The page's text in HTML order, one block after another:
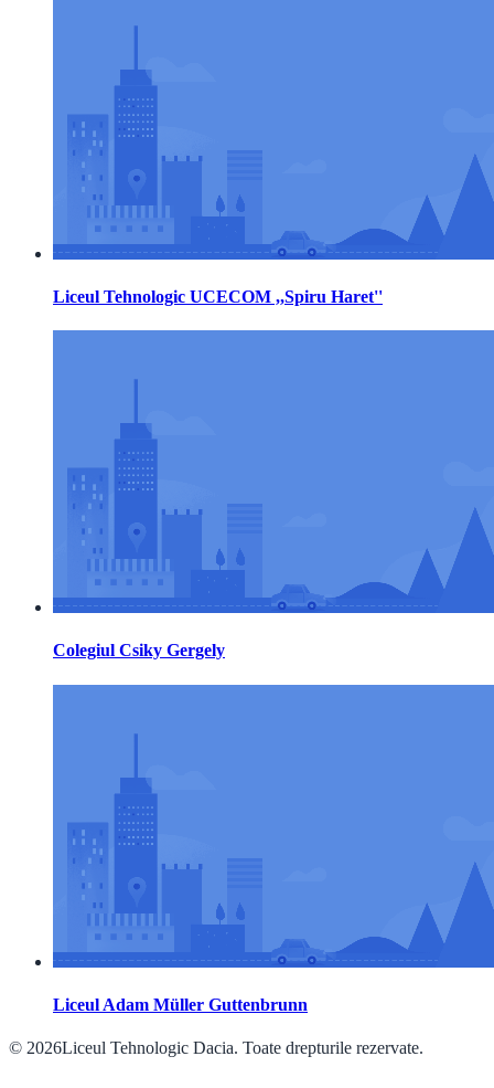
Liceul Tehnologic UCECOM ,,Spiru Haret''
Colegiul Csiky Gergely
Liceul Adam Müller Guttenbrunn
© 2026Liceul Tehnologic Dacia. Toate drepturile rezervate.